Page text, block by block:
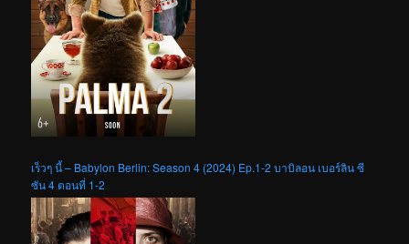
เร็วๆ นี้ – Babylon Berlin: Season 4 (2024) Ep.1-2 บาบิลอน เบอร์ลิน ซี
ซัน 4 ตอนที่ 1-2